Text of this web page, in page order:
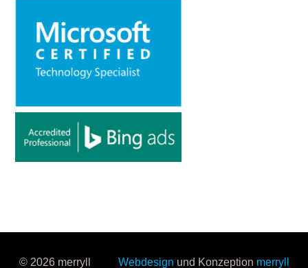
© 2026 merryll Webdesign und Konzeption merryll